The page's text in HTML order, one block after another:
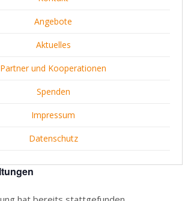
Angebote
Aktuelles
Partner und Kooperationen
Spenden
Impressum
Datenschutz